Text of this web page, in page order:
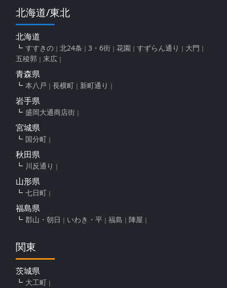
北海道/東北
北海道
すすきの 北24条 3・6街 花園 すずらん通り
大門
五稜郭
末広
青森県
本八戸 長横町 新町通り
岩手県
盛岡大通商店街
宮城県
国分町
秋田県
川反通り
山形県
七日町
福島県
郡山・朝日 いわき・平 福島 陣屋
関東
茨城県
大工町